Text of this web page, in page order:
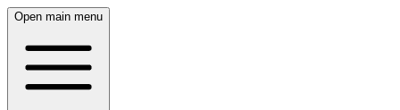
Open main menu